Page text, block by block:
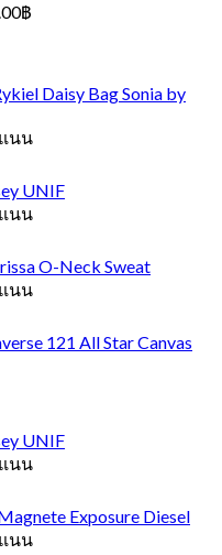
฿
Daisy Bag Sonia by
นน
UNIF
นน
O-Neck Sweat
นน
121 All Star Canvas
UNIF
นน
Exposure Diesel
นน